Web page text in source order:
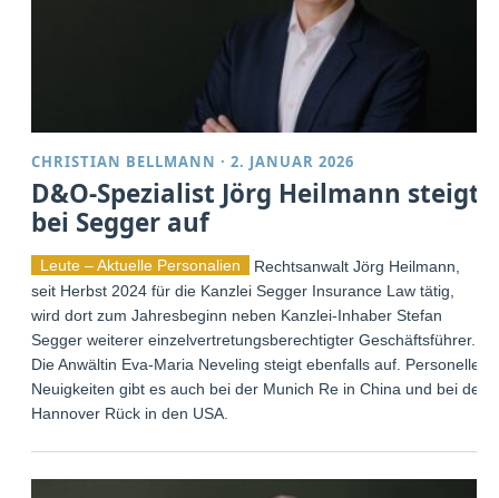
CHRISTIAN BELLMANN ·2. JANUAR 2026
D&O-Spezialist Jörg Heilmann steigt
bei Segger auf
Leute – Aktuelle Personalien
Rechtsanwalt Jörg Heilmann,
seit Herbst 2024 für die Kanzlei Segger Insurance Law tätig,
wird dort zum Jahresbeginn neben Kanzlei-Inhaber Stefan
Segger weiterer einzelvertretungsberechtigter Geschäftsführer.
Die Anwältin Eva-Maria Neveling steigt ebenfalls auf. Personelle
Neuigkeiten gibt es auch bei der Munich Re in China und bei der
Hannover Rück in den USA.